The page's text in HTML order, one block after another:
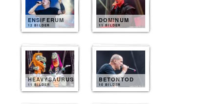
ENSIFERUM
12 BILDER
DOMINUM
11 BILDER
HEAVYSAURUS
11 BILDER
BETONTOD
10 BILDER